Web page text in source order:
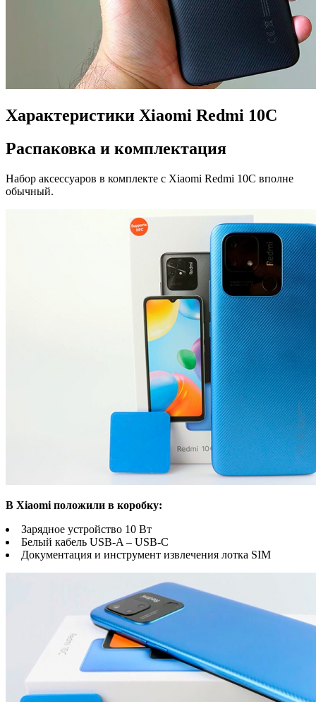
Характеристики Xiaomi Redmi 10C
Распаковка и комплектация
Набор аксессуаров в комплекте с Xiaomi Redmi 10C вполне
обычный.
В Xiaomi положили в коробку:
Зарядное устройство 10 Вт
Белый кабель USB-A – USB-C
Документация и инструмент извлечения лотка SIM